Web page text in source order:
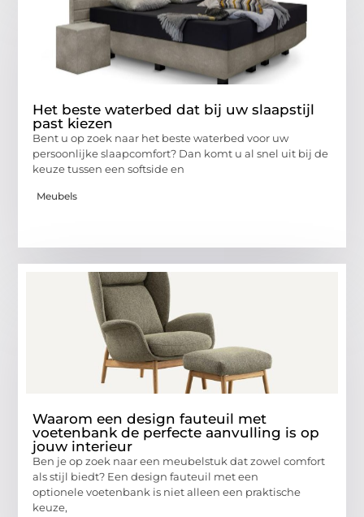
Het beste waterbed dat bij uw slaapstijl
past kiezen
Bent u op zoek naar het beste waterbed voor uw
persoonlijke slaapcomfort? Dan komt u al snel uit bij de
keuze tussen een softside en
Meubels
Waarom een design fauteuil met
voetenbank de perfecte aanvulling is op
jouw interieur
Ben je op zoek naar een meubelstuk dat zowel comfort
als stijl biedt? Een design fauteuil met een
optionele voetenbank is niet alleen een praktische
keuze,